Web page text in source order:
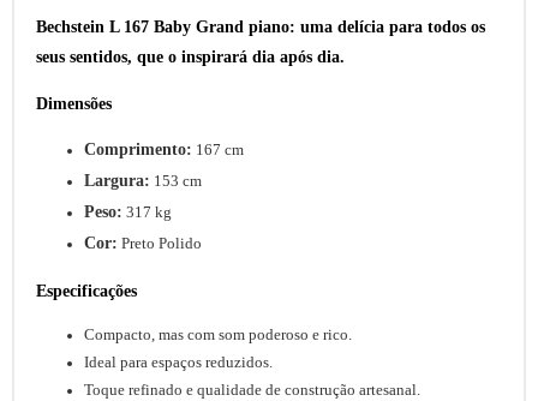
Bechstein L 167 Baby Grand piano: uma delícia para todos os
seus sentidos, que o inspirará dia após dia.
Dimensões
Comprimento: 167 cm
Largura: 153 cm
Peso: 317 kg
Cor: Preto Polido
Especificações
Compacto, mas com som poderoso e rico.
Ideal para espaços reduzidos.
Toque refinado e qualidade de construção artesanal.